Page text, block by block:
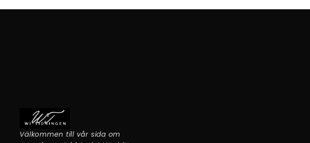
Välkommen till vår sida om